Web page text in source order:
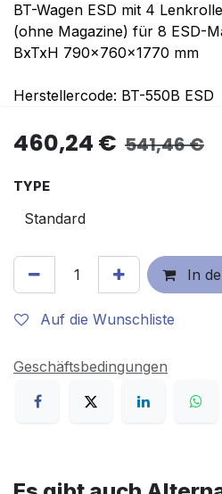
BT-Wagen ESD mit 4
(ohne Magazine) für 8 ESD-
BxTxH 790x760x1770 mm
Herstellercode: BT-550B ESD
460,24 € 541,46€
TYPE
In
Auf die Wunschliste
Geschäftsbedingungen